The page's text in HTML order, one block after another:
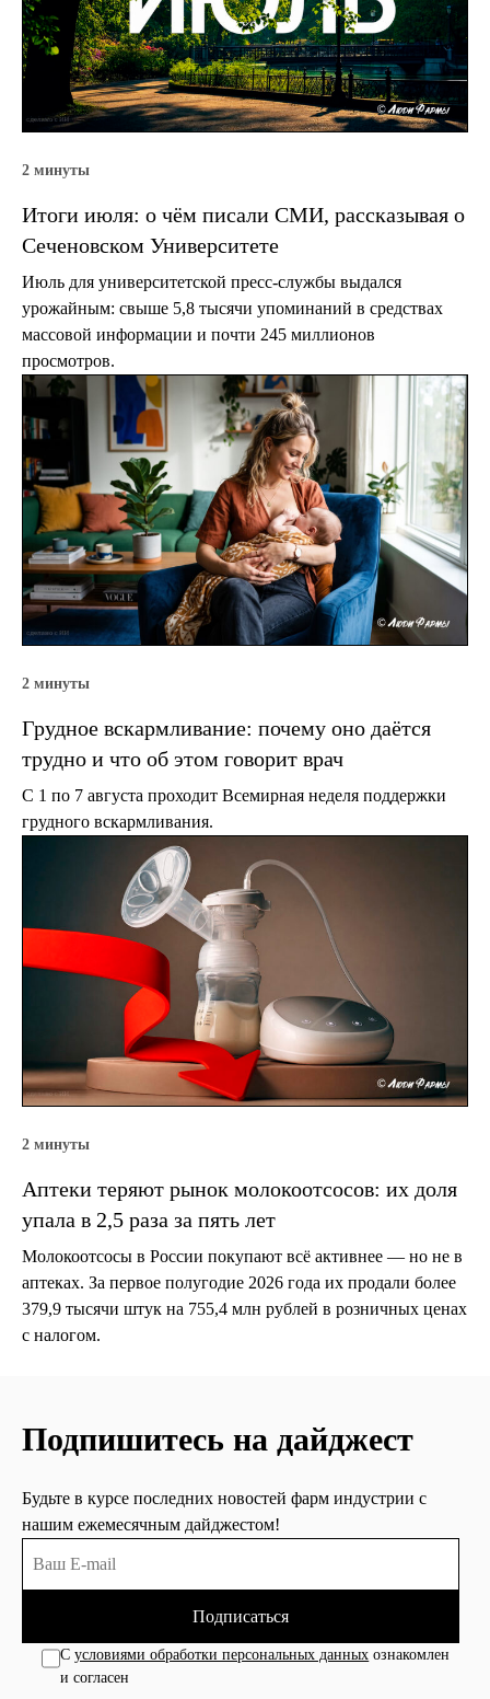
2 минуты
Итоги июля: о чём писали СМИ, рассказывая о
Сеченовском Университете
Июль для университетской пресс-службы выдался
урожайным: свыше 5,8 тысячи упоминаний в средствах
массовой информации и почти 245 миллионов
просмотров.
2 минуты
Грудное вскармливание: почему оно даётся
трудно и что об этом говорит врач
С 1 по 7 августа проходит Всемирная неделя поддержки
грудного вскармливания.
2 минуты
Аптеки теряют рынок молокоотсосов: их доля
упала в 2,5 раза за пять лет
Молокоотсосы в России покупают всё активнее — но не в
аптеках. За первое полугодие 2026 года их продали более
379,9 тысячи штук на 755,4 млн рублей в розничных ценах
с налогом.
Подпишитесь на дайджест
Будьте в курсе последних новостей фарм индустрии с
нашим ежемесячным дайджестом!
Подписаться
Сусловиями обработки персональных данных ознакомлен
и согласен